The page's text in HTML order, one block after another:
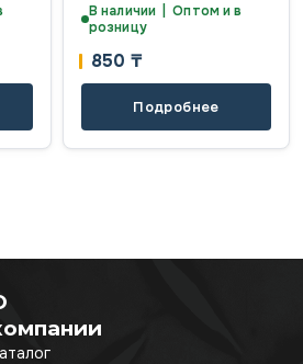
В наличии | Оптом и в
розницу
850 ₸
Подробнее